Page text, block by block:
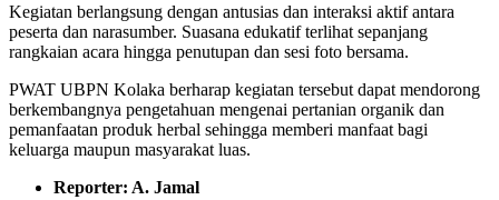
Kegiatan berlangsung dengan antusias dan interaksi aktif antara
peserta dan narasumber. Suasana edukatif terlihat sepanjang
rangkaian acara hingga penutupan dan sesi foto bersama.
PWAT UBPN Kolaka berharap kegiatan tersebut dapat mendorong
berkembangnya pengetahuan mengenai pertanian organik dan
pemanfaatan produk herbal sehingga memberi manfaat bagi
keluarga maupun masyarakat luas.
Reporter: A. Jamal